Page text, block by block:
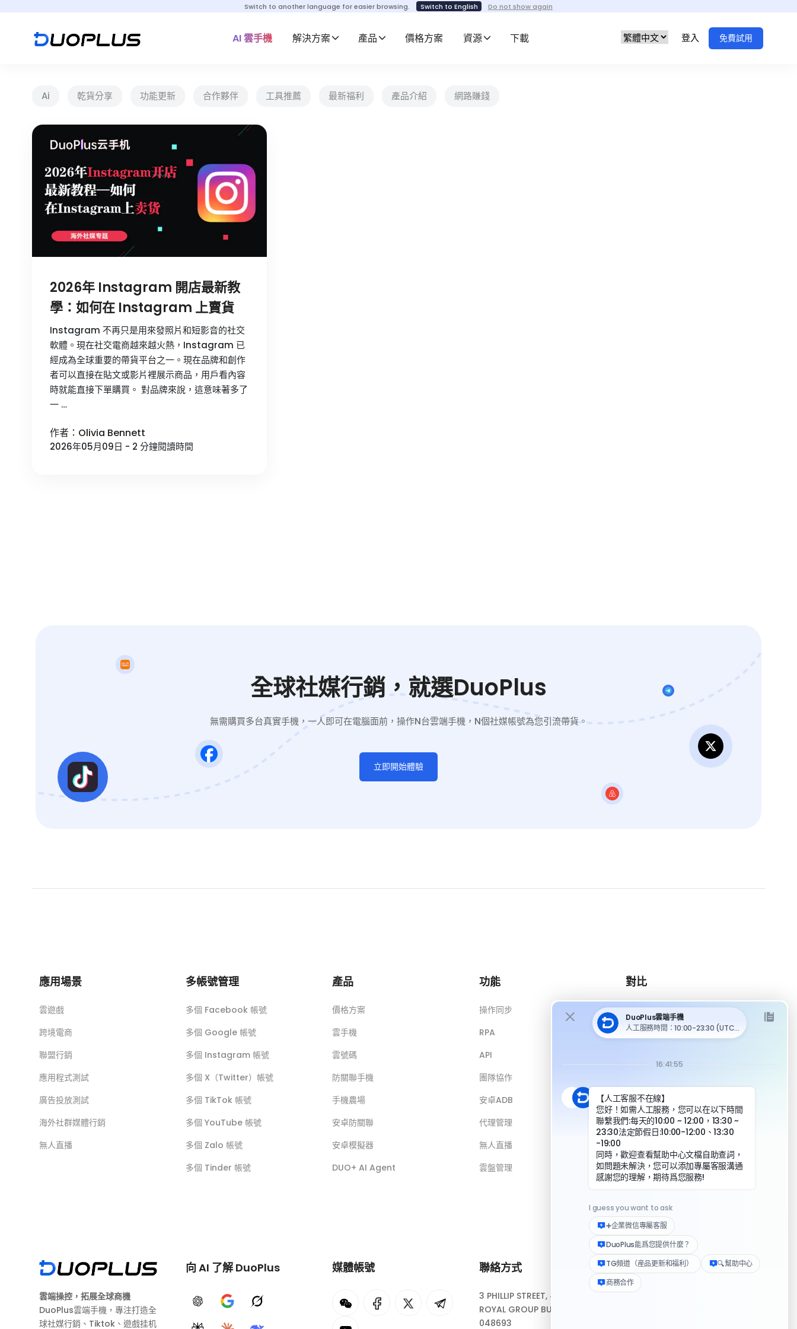
Switch to another language for easier browsing. Switch to English Do not show again
AI 雲手機 解決方案 產品 價格方案 資源 下載 登入 免費試用
Ai 乾貨分享 功能更新 合作夥伴 工具推薦 最新福利 產品介紹 網路賺錢
2026年 Instagram 開店最新教
學：如何在 Instagram 上賣貨
Instagram 不再只是用來發照片和短影音的社交
軟體。現在社交電商越來越火熱，Instagram 已
經成為全球重要的帶貨平台之一。現在品牌和創作
者可以直接在貼文或影片裡展示商品，用戶看內容
時就能直接下單購買。 對品牌來說，這意味著多了
一 …
作者：Olivia Bennett
2026年05月09日 - 2 分鐘閱讀時間
全球社媒行銷，就選DuoPlus
無需購買多台真實手機，一人即可在電腦面前，操作N台雲端手機，N個社媒帳號為您引流帶貨。
立即開始體驗
應用場景
雲遊戲
跨境電商
聯盟行銷
應用程式測試
廣告投放測試
海外社群媒體行銷
無人直播
多帳號管理
多個 Facebook 帳號
多個 Google 帳號
多個 Instagram 帳號
多個 X（Twitter）帳號
多個 TikTok 帳號
多個 YouTube 帳號
多個 Zalo 帳號
多個 Tinder 帳號
產品
價格方案
雲手機
雲號碼
防關聯手機
手機農場
安卓防關聯
安卓模擬器
DUO+ AI Agent
功能
操作同步
RPA
API
團隊協作
安卓ADB
代理管理
無人直播
雲盤管理
對比
DuoPlus 對比 MoreLogin
DuoPlus 對比 Multilogin
DuoPlus 對比實體手機
雲端操控，拓展全球商機
DuoPlus雲端手機，專注打造全
球社媒行銷、Tiktok、遊戲挂机
向 AI 了解 DuoPlus
ChatGPTGoogle AIGrok
媒體帳號 聯絡方式
3 PHILLIP STREET, #10-04,
ROYAL GROUP BUILDING, 新加坡
048693
資源